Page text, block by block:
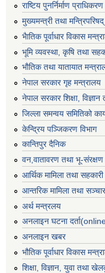
राष्टिय पुनर्निर्माण प्राधिकरण
मुख्यमन्त्री तथा
भैातिक पूर्वाधार विकास
भूमि व्यवस्था, कृषि तथा
भाैतिक तथा यातायात
नेपाल सरकार गृह मन्त्रालय
नेपाल सरकार शिक्षा,
जिल्ला समन्वय समितिको
केन्द्रिय पञ्जिकरण विभाग
कान्तिपुर दैनिक
वन,वातावरण तथा भू-
आर्थिक मामिला तथा
आन्तरिक मामिला तथा
अर्थ मन्त्रलय
अनलाइन घटना
अनलाइन खबर
भौतिक पूर्वाधार विकास
शिक्षा, विज्ञान, युवा तथा